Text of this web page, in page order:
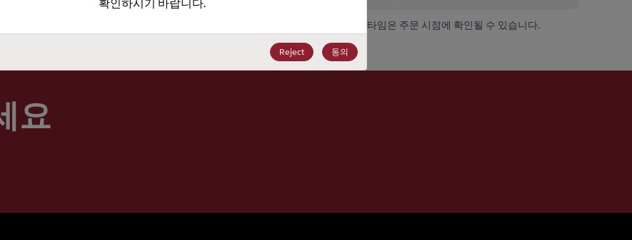
가격, 가용성 및 리드 타임은 주문 시점에 확인될 수 있습니다.
요
Reject 동의